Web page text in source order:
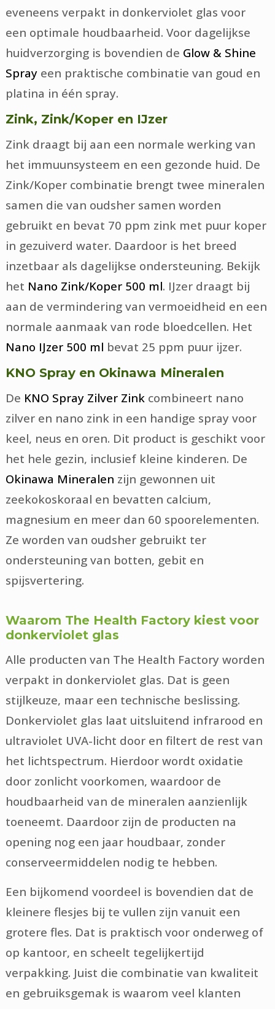
eveneens verpakt in donkerviolet glas voor
een optimale houdbaarheid. Voor dagelijkse
huidverzorging is bovendien de Glow & Shine
Spray een praktische combinatie van goud en
platina in één spray.
Zink, Zink/Koper en IJzer
Zink draagt bij aan een normale werking van
het immuunsysteem en een gezonde huid. De
Zink/Koper combinatie brengt twee mineralen
samen die van oudsher samen worden
gebruikt en bevat 70 ppm zink met puur koper
in gezuiverd water. Daardoor is het breed
inzetbaar als dagelijkse ondersteuning. Bekijk
het Nano Zink/Koper 500 ml. IJzer draagt bij
aan de vermindering van vermoeidheid en een
normale aanmaak van rode bloedcellen. Het
Nano IJzer 500 ml bevat 25 ppm puur ijzer.
KNO Spray en Okinawa Mineralen
De KNO Spray Zilver Zink combineert nano
zilver en nano zink in een handige spray voor
keel, neus en oren. Dit product is geschikt voor
het hele gezin, inclusief kleine kinderen. De
Okinawa Mineralen zijn gewonnen uit
zeekokoskoraal en bevatten calcium,
magnesium en meer dan 60 spoorelementen.
Ze worden van oudsher gebruikt ter
ondersteuning van botten, gebit en
spijsvertering.
Waarom The Health Factory kiest voor
donkerviolet glas
Alle producten van The Health Factory worden
verpakt in donkerviolet glas. Dat is geen
stijlkeuze, maar een technische beslissing.
Donkerviolet glas laat uitsluitend infrarood en
ultraviolet UVA-licht door en filtert de rest van
het lichtspectrum. Hierdoor wordt oxidatie
door zonlicht voorkomen, waardoor de
houdbaarheid van de mineralen aanzienlijk
toeneemt. Daardoor zijn de producten na
opening nog een jaar houdbaar, zonder
conserveermiddelen nodig te hebben.
Een bijkomend voordeel is bovendien dat de
kleinere flesjes bij te vullen zijn vanuit een
grotere fles. Dat is praktisch voor onderweg of
op kantoor, en scheelt tegelijkertijd
verpakking. Juist die combinatie van kwaliteit
en gebruiksgemak is waarom veel klanten